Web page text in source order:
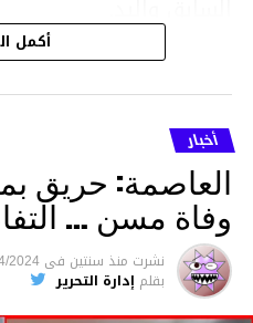
هذا وقد تمكن أعوان
هلال في توقيت قياسي
والقبض عليه وإحالته
ما نُسبه إليه.
متابعة
قسم الاخبار
أكمل
أخبار
العاصمة: حريق
وفاة مسن …
نشرت منذ سنتين فى 2024
بقلم إدارة التحرير